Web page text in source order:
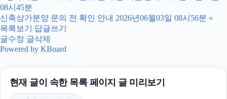
병원마케팅
sns마케팅
08시45분
신축상가분양 문의 전 확인 안내 2026년06월03일 08시56분 »
목록보기
답글쓰기
글수정 글삭제
Powered by KBoard
현재 글이 속한 목록 페이지 글 미리보기